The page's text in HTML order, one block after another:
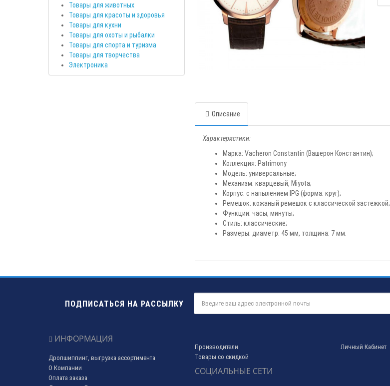
Товары для животных
Товары для красоты и здоровья
Товары для кухни
Товары для охоты и рыбалки
Товары для спорта и туризма
Товары для творчества
Электроника
Описание
Характеристики:
Марка: Vacheron Constantin (Вашерон Константин);
Коллекция: Patrimony
Модель: универсальные;
Механизм: кварцевый, Miyota;
Корпус: с напылением IPG (форма: круг);
Ремешок: кожаный ремешок с классической застежкой;
Функции: часы, минуты;
Стиль: классические;
Размеры: диаметр: 45 мм, толщина: 7 мм.
ПОДПИСАТЬСЯ НА РАССЫЛКУ
ИНФОРМАЦИЯ
Дропшиппинг, выгрузка ассортимента
О Компании
Оплата заказа
Производители
Товары со скидкой
СОЦИАЛЬНЫЕ СЕТИ
Личный Кабинет